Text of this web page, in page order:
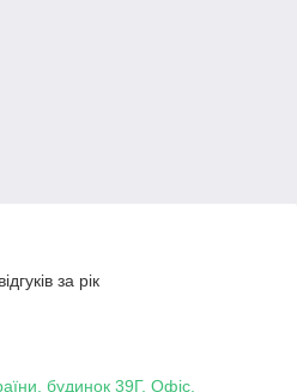
за рік
будинок 39Г, Офіс,